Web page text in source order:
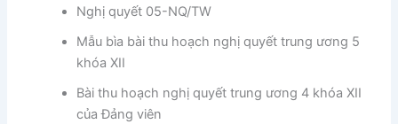
Nghị quyết 05-NQ/TW
Mẫu bìa bài thu hoạch nghị quyết trung ương 5
khóa XII
Bài thu hoạch nghị quyết trung ương 4 khóa XII
của Đảng viên